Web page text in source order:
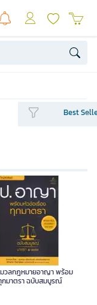
Best
วลกฎหมายอาญา พร้อม
กมาตรา ฉบับสมบูรณ์